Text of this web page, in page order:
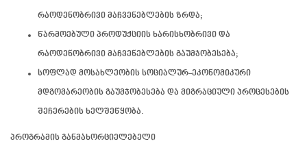
რაოდენობრივი მაჩვენებლების ზრდა;
წარმოებული პროდუქციის ხარისხობრივი და
რაოდენობრივი მაჩვენებლების გაუმჯობესება;
სოფლად მოსახლეობის სოციალურ-ეკონომიკური
მდგომარეობის გაუმჯობესება და მიგრაციული პროცესების
შეჩერების ხელშეწყობა.
პროგრამის განმახორციელებელი